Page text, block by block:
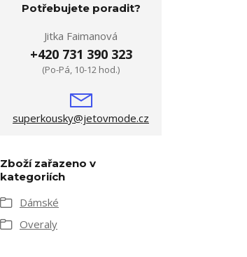
Potřebujete poradit?
Jitka Faimanová
+420 731 390 323
(Po-Pá, 10-12 hod.)
superkousky@jetovmode.cz
Zboží zařazeno v
kategoriích
Dámské
Overaly